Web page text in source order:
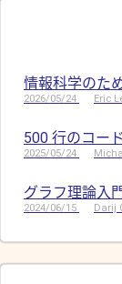
情報科学のた
2026/05/24 Eric
500 行のコー
2025/05/24
グラフ理論入
2024/06/15 Darij